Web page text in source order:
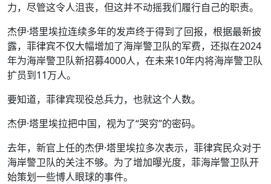
力，尽管这令人沮丧，但这并不动摇我们履行自己的职责。
杰伊·塔里埃拉连续多年的发声终于得到了回报，根据最新披
露，菲律宾不仅大幅增加了海岸警卫队的军费，还拟在2024
年为海岸警卫队新招募4000人，在未来10年内将海岸警卫队
扩员到11万人。
要知道，菲律宾现役总兵力，也就这个人数。
杰伊·塔里埃拉把中国，视为了“哭穷”的密码。
去年，新官上任的杰伊·塔里埃拉多次表示，菲律宾民众对于
海岸警卫队的关注不够。为了增加曝光度，菲海岸警卫队开
始策划一些博人眼球的事件。